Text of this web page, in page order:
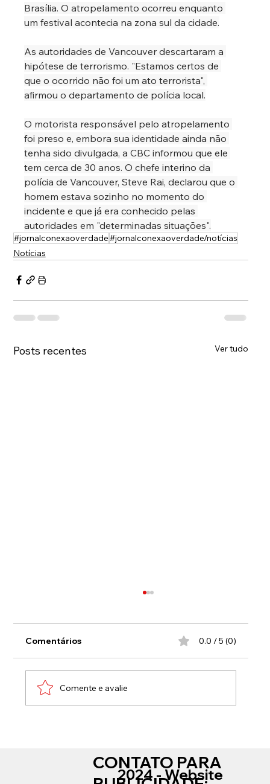
Brasília. O atropelamento ocorreu enquanto
um festival acontecia na zona sul da cidade.
As autoridades de Vancouver descartaram a
hipótese de terrorismo. "Estamos certos de
que o ocorrido não foi um ato terrorista",
afirmou o departamento de polícia local.
O motorista responsável pelo atropelamento
foi preso e, embora sua identidade ainda não
tenha sido divulgada, a CBC informou que ele
tem cerca de 30 anos. O chefe interino da
polícia de Vancouver, Steve Rai, declarou que o
homem estava sozinho no momento do
incidente e que já era conhecido pelas
autoridades em "determinadas situações".
#jornalconexaoverdade#jornalconexaoverdade/notícias
Notícias
Posts recentes Ver tudo
decisão judicial
Comentários 0.0 / 5 (0)
Comente e avalie
CONTATO PARA
2024 - Website